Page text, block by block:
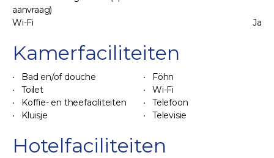
aanvraag)
Wi-Fi Ja
Kamerfaciliteiten
Bad en/of douche
Föhn
Toilet
Wi-Fi
Koffie- en theefaciliteiten
Telefoon
Kluisje
Televisie
Hotelfaciliteiten